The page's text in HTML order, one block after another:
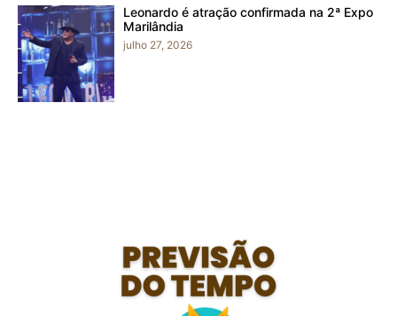
Leonardo é atração confirmada na 2ª Expo
Marilândia
julho 27, 2026